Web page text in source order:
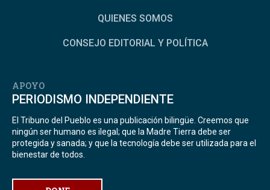
QUIENES SOMOS
CONSEJO EDITORIAL Y POLÍTICA
APOYO
PERIODISMO INDEPENDIENTE
El Tribuno del Pueblo es una publicación bilingüe. Creemos que
ningún ser humano es ilegal; que la Madre Tierra debe ser
protegida y sanada; y que la tecnología debe ser utilizada para el
bienestar de todos.